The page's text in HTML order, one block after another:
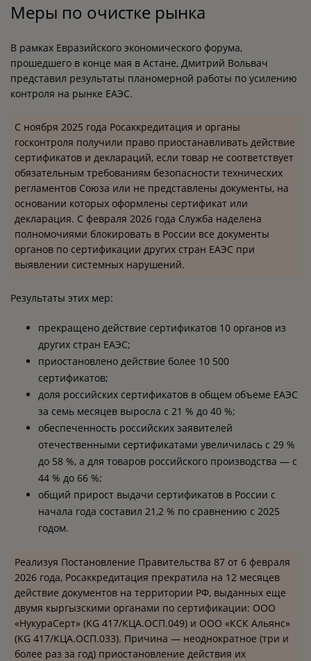
Меры по очистке рынка
В рамках Евразийского экономического форума,
прошедшего в конце мая в Астане, Дмитрий Вольвач
представил результаты планомерной работы по усилению
контроля на рынке ЕАЭС.
С ноября 2025 года Росаккредитация и органы
госконтроля получили право приостанавливать действие
сертификатов и деклараций, если товар не соответствует
обязательным требованиям безопасности технических
регламентов Союза или не представлены документы, на
основании которых оформлены сертификат или
декларация. С февраля 2026 года Служба наделена
полномочиями блокировать в России все документы
органов по сертификации других стран ЕАЭС при
выявлении системных нарушений.
Результаты этих мер:
прекращено действие сертификатов 10 органов из
других стран ЕАЭС;
приостановлено действие более 10 500
сертификатов;
доля российских сертификатов в общем объеме ЕАЭС
за семь месяцев выросла с 21 % до 40 %;
обеспеченность российских заявителей
отечественными сертификатами увеличилась с 29 %
до 58 %, а для товаров российского производства — с
44 % до 66 %;
общий прирост выдачи сертификатов в России с
начала года составил 21,2 % по сравнению с 2025
годом.
Реализуя Постановление Правительства 87 от 6 февраля
2026 года, Росаккредитация прекратила на 12 месяцев
действие документов на территории РФ, выданных еще
двумя кыргызскими органами по сертификации: ООО
«НукураСерт» (KG 417/КЦА.ОСП.049) и ООО «КСК Альянс»
(KG 417/КЦА.ОСП.033). Причина — неоднократное (три и
более раз за год) приостановление действия их